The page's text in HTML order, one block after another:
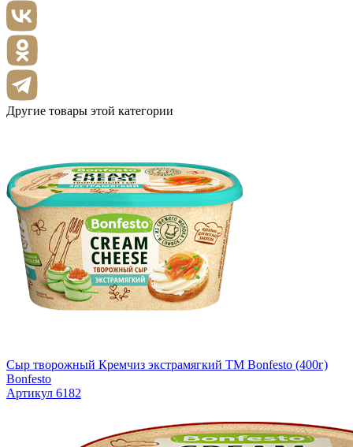
Другие товары этой категории
Сыр творожный Кремчиз экстрамягкий ТМ Bonfesto (400г)
Bonfesto
Артикул 6182